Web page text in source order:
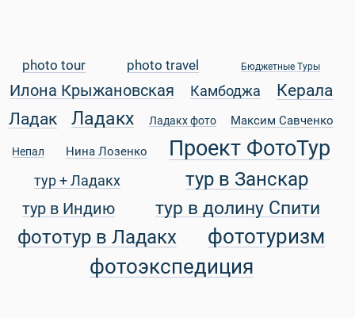
Туры
Статьи
photo tour photo travel Бюджетные Туры
Илона Крыжановская Камбоджа
Керала
Ладак
Ладакх Ладакх фото Максим Савченко
Непал Нина Лозенко Проект ФотоТур
тур + Ладакх тур в Занскар
тур в Индию тур в долину Спити
фототур в Ладакх
фототуризм
фотоэкспедиция